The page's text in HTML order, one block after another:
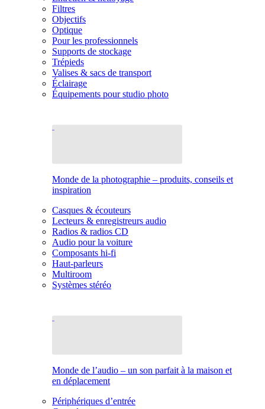
Filtres
Objectifs
Optique
Pour les professionnels
Supports de stockage
Trépieds
Valises & sacs de transport
Éclairage
Équipements pour studio photo
Monde de la photographie – produits, conseils et
inspiration
Casques & écouteurs
Lecteurs & enregistreurs audio
Radios & radios CD
Audio pour la voiture
Composants hi-fi
Haut-parleurs
Multiroom
Systèmes stéréo
Monde de l’audio – un son parfait à la maison et
en déplacement
Périphériques d’entrée